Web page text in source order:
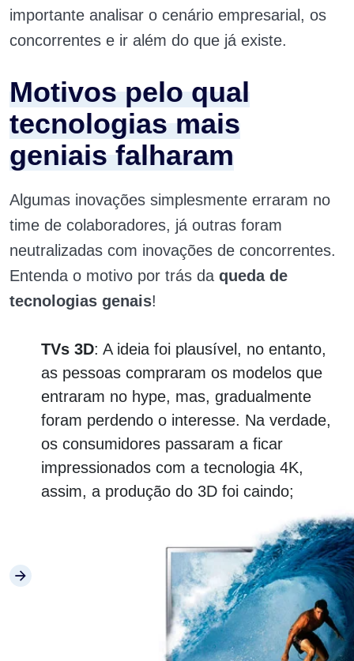
importante analisar o cenário empresarial, os
concorrentes e ir além do que já existe.
Motivos pelo qual
tecnologias mais
geniais falharam
Algumas inovações simplesmente erraram no
time de colaboradores, já outras foram
neutralizadas com inovações de concorrentes.
Entenda o motivo por trás da queda de
tecnologias genais!
TVs 3D: A ideia foi plausível, no entanto,
as pessoas compraram os modelos que
entraram no hype, mas, gradualmente
foram perdendo o interesse. Na verdade,
os consumidores passaram a ficar
impressionados com a tecnologia 4K,
assim, a produção do 3D foi caindo;